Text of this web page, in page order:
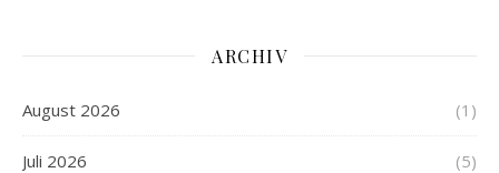
ARCHIV
August 2026 (1)
Juli 2026 (5)